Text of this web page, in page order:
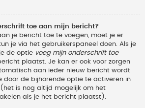
toe aan mijn bericht?
je bericht toe te voegen, moet je er
je via het gebruikerspaneel doen. Als je
de optie voeg mijn onderschrift toe
plaatst. Je kan er ook voor zorgen
aan ieder nieuw bericht wordt
door de bijhorende optie te activeren in
is nog altijd mogelijk om het
als je het bericht plaatst).